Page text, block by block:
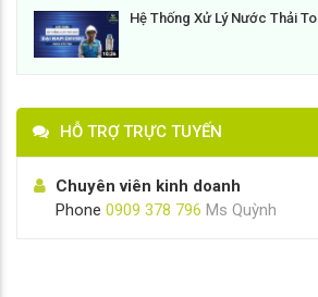
Hệ Thống Xử Lý Nước Thải
HỖ TRỢ TRỰC TUYẾN
Chuyên viên kinh doanh
Phone 0909 378 796 Ms Quỳnh